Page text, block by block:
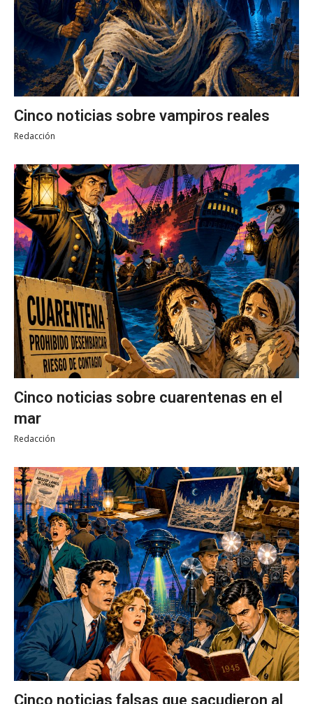
Cinco noticias sobre vampiros reales
Redacción
Cinco noticias sobre cuarentenas en el
mar
Redacción
Cinco noticias falsas que sacudieron al